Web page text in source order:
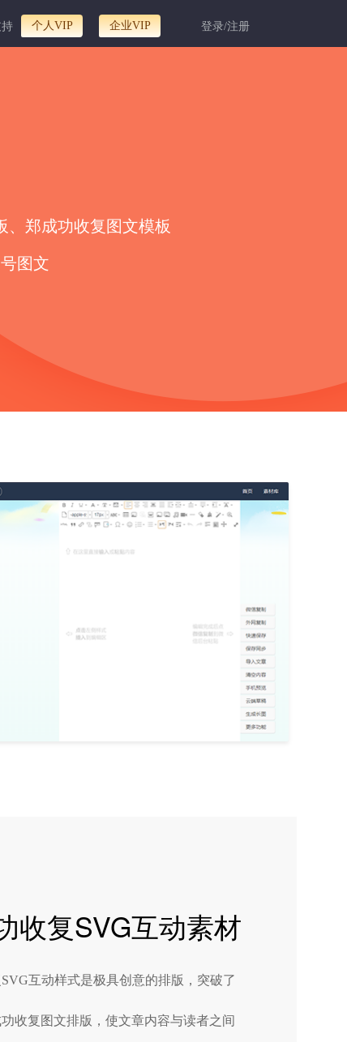
个人VIP 企业VIP 登录/注册
、郑成功收复图文模板
图文
收复SVG互动素材
互动样式是极具创意的排版，突破了
收复图文排版，使文章内容与读者之间